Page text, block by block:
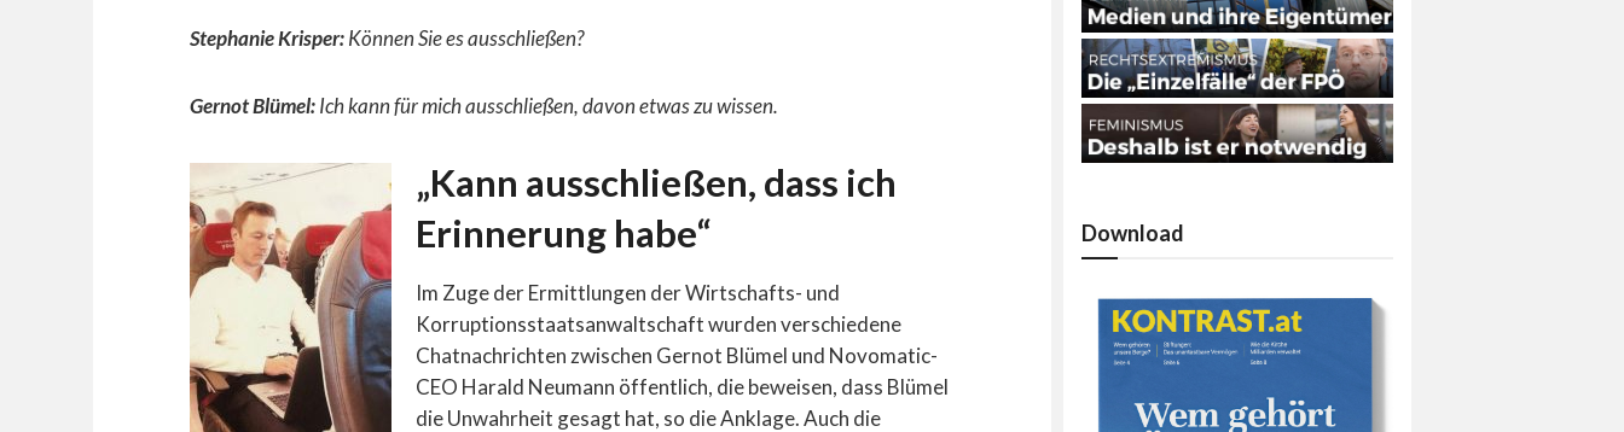
Stephanie Krisper:Können Sie es ausschließen?
Gernot Blümel:Ich kann für mich ausschließen, davon etwas zu wissen.
„Kann ausschließen, dass ich
Erinnerung habe“
Im Zuge der Ermittlungen der Wirtschafts- und
Korruptionsstaatsanwaltschaft wurden verschiedene
Chatnachrichten zwischen Gernot Blümel und Novomatic-
CEO Harald Neumann öffentlich, die beweisen, dass Blümel
die Unwahrheit gesagt hat, so die Anklage. Auch die
Download